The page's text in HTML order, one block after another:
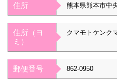
住所 熊本県熊本市中
住所（ヨ
ミ）
クマモトケンク
郵便番号 862-0950